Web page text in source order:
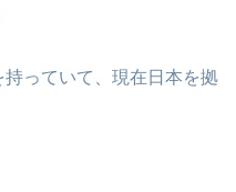
っていて、現在日本を拠